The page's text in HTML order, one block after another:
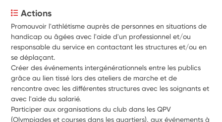
Actions
Promouvoir l'athlétisme auprès de personnes en situations de
handicap ou âgées avec l'aide d'un professionnel et/ou
responsable du service en contactant les structures et/ou en
se déplaçant.
Créer des événements intergénérationnels entre les publics
grâce au lien tissé lors des ateliers de marche et de
rencontre avec les différentes structures avec les soignants et
avec l'aide du salarié.
Participer aux organisations du club dans les QPV
(Olympiades et courses dans les quartiers), aux événements à